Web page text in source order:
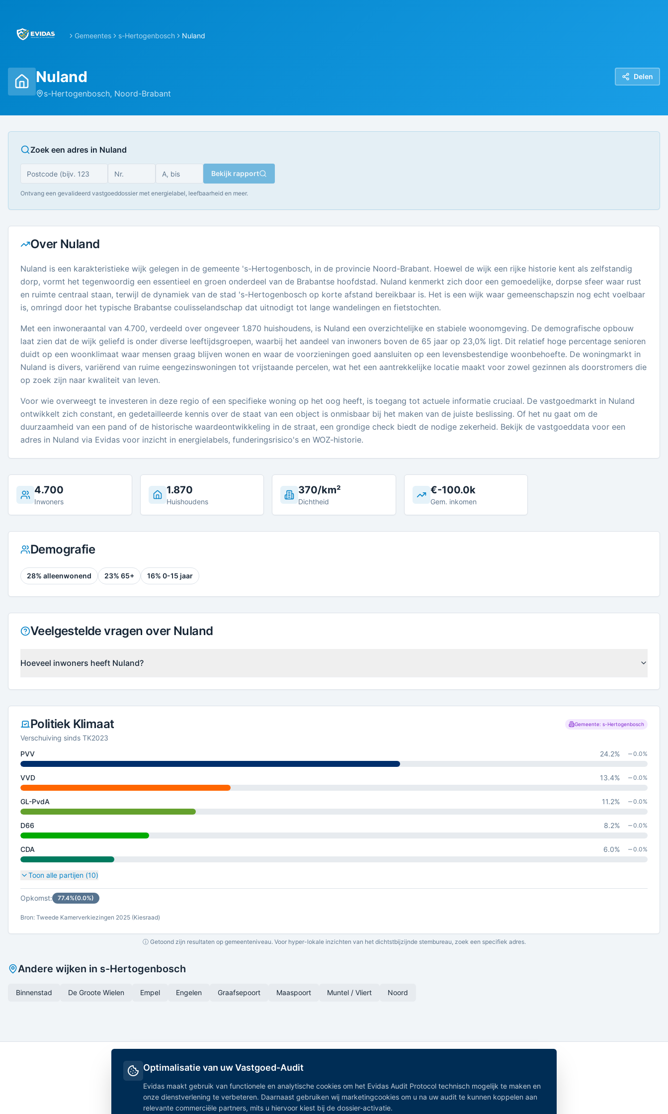
Gemeentes s-Hertogenbosch Nuland
Nuland
s-Hertogenbosch, Noord-Brabant
Delen
Zoek een adres in Nuland
Bekijk rapport
Ontvang een gevalideerd vastgoeddossier met energielabel, leefbaarheid en meer.
Over Nuland
Nuland is een karakteristieke wijk gelegen in de gemeente 's-Hertogenbosch, in de provincie Noord-Brabant. Hoewel de wijk een rijke historie kent als zelfstandig
dorp, vormt het tegenwoordig een essentieel en groen onderdeel van de Brabantse hoofdstad. Nuland kenmerkt zich door een gemoedelijke, dorpse sfeer waar rust
en ruimte centraal staan, terwijl de dynamiek van de stad 's-Hertogenbosch op korte afstand bereikbaar is. Het is een wijk waar gemeenschapszin nog echt voelbaar
is, omringd door het typische Brabantse coulisselandschap dat uitnodigt tot lange wandelingen en fietstochten.
Met een inwoneraantal van 4.700, verdeeld over ongeveer 1.870 huishoudens, is Nuland een overzichtelijke en stabiele woonomgeving. De demografische opbouw
laat zien dat de wijk geliefd is onder diverse leeftijdsgroepen, waarbij het aandeel van inwoners boven de 65 jaar op 23,0% ligt. Dit relatief hoge percentage senioren
duidt op een woonklimaat waar mensen graag blijven wonen en waar de voorzieningen goed aansluiten op een levensbestendige woonbehoefte. De woningmarkt in
Nuland is divers, variërend van ruime eengezinswoningen tot vrijstaande percelen, wat het een aantrekkelijke locatie maakt voor zowel gezinnen als doorstromers die
op zoek zijn naar kwaliteit van leven.
Voor wie overweegt te investeren in deze regio of een specifieke woning op het oog heeft, is toegang tot actuele informatie cruciaal. De vastgoedmarkt in Nuland
ontwikkelt zich constant, en gedetailleerde kennis over de staat van een object is onmisbaar bij het maken van de juiste beslissing. Of het nu gaat om de
duurzaamheid van een pand of de historische waardeontwikkeling in de straat, een grondige check biedt de nodige zekerheid. Bekijk de vastgoeddata voor een
adres in Nuland via Evidas voor inzicht in energielabels, funderingsrisico's en WOZ-historie.
4.700
Inwoners
1.870
Huishoudens
370/km²
Dichtheid
€-100.0k
Gem. inkomen
Demografie
28% alleenwonend 23% 65+ 16% 0-15 jaar
Veelgestelde vragen over Nuland
Hoeveel inwoners heeft Nuland?
Politiek Klimaat Gemeente: s-Hertogenbosch
Verschuiving sinds TK2023
PVV
24.2% 0.0%
VVD 13.4% 0.0%
GL-PvdA 11.2% 0.0%
D66 8.2% 0.0%
CDA 6.0% 0.0%
Toon alle partijen (10)
Opkomst: 77.4%(0.0%)
Bron: Tweede Kamerverkiezingen 2025 (Kiesraad)
ⓘ Getoond zijn resultaten op gemeenteniveau. Voor hyper-lokale inzichten van het dichtstbijzijnde stembureau, zoek een specifiek adres.
Andere wijken in s-Hertogenbosch
Binnenstad De Groote Wielen Empel Engelen Graafsepoort Maaspoort Muntel / Vliert Noord
Onafhankelijk Vastgoedregister — geaggregeerde vastgoeddata
Optimalisatie van uw Vastgoed-Audit
Evidas maakt gebruik van functionele en analytische cookies om het Evidas Audit Protocol technisch mogelijk te maken en
onze dienstverlening te verbeteren. Daarnaast gebruiken wij marketingcookies om u na uw audit te kunnen koppelen aan
relevante commerciële partners, mits u hiervoor kiest bij de dossier-activatie.